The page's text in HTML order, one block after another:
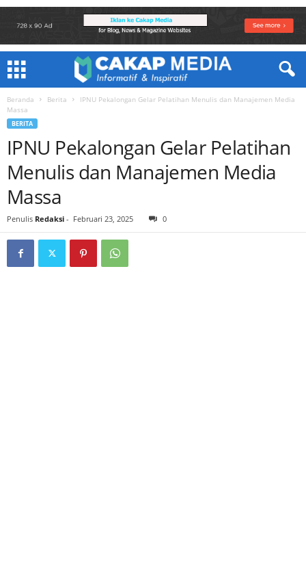
Beranda Berita
IPNU Pekalongan Gelar Pelatihan Menulis dan Manajemen Media
Massa
BERITA
IPNU Pekalongan Gelar Pelatihan
Menulis dan Manajemen Media
Massa
Penulis Redaksi - Februari 23, 2025 0